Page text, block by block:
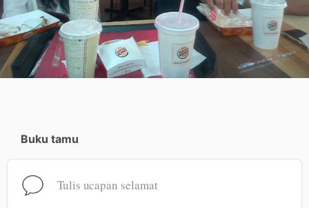
Buku tamu
Tulis ucapan selamat